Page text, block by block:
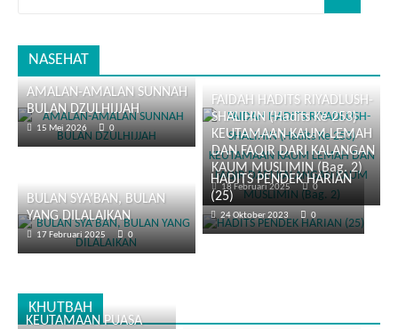
NASEHAT
AMALAN-AMALAN SUNNAH
BULAN DZULHIJJAH
15 Mei 2026 0
FAIDAH HADITS RIYADLUSH-
SHALIHIN (Hadits Ke 253)
KEUTAMAAN KAUM LEMAH
DAN FAQIR DARI KALANGAN
KAUM MUSLIMIN (Bag. 2)
18 Februari 2025 0
BULAN SYA’BAN, BULAN
YANG DILALAIKAN
17 Februari 2025 0
HADITS PENDEK HARIAN
(25)
24 Oktober 2023 0
KHUTBAH
KEUTAMAAN PUASA